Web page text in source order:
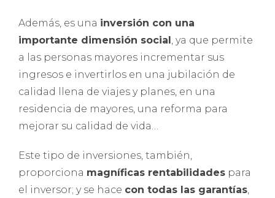
Además, es una inversión con una
importante dimensión social, ya que permite
a las personas mayores incrementar sus
ingresos e invertirlos en una jubilación de
calidad llena de viajes y planes, en una
residencia de mayores, una reforma para
mejorar su calidad de vida…
Este tipo de inversiones, también,
proporciona magníficas rentabilidades para
el inversor; y se hace con todas las garantías,